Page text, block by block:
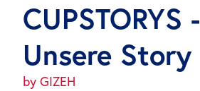
CUPSTORYS -
Unsere Story
by GIZEH